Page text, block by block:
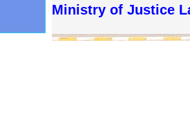
Ministry of Justice